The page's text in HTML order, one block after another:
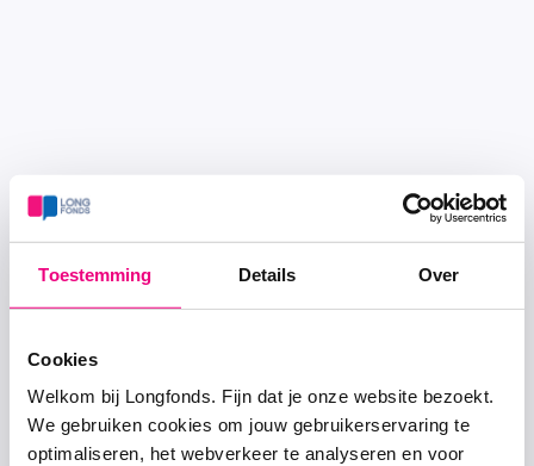
Toestemming Details Over
Cookies
Welkom bij Longfonds. Fijn dat je onze website bezoekt.
We gebruiken cookies om jouw gebruikerservaring te
optimaliseren, het webverkeer te analyseren en voor